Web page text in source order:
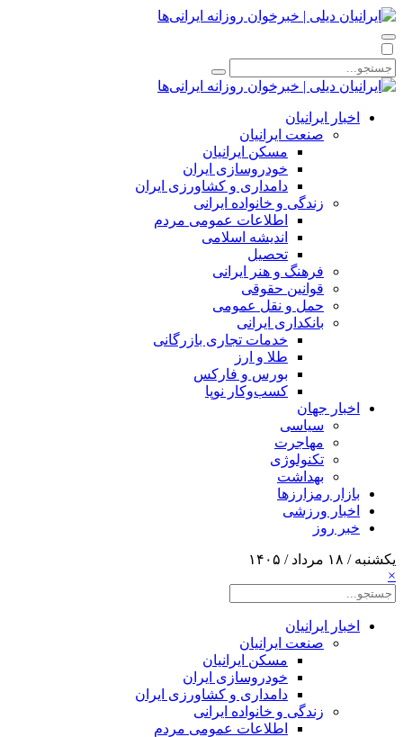
اخبار ایرانیان
صنعت ایرانیان
مسکن ایرانیان
خودروسازی ایران
دامداری و کشاورزی ایران
زندگی و خانواده ایرانی
اطلاعات عمومی مردم
اندیشه اسلامی
تحصیل
فرهنگ و هنر ایرانی
قوانین حقوقی
حمل و نقل عمومی
بانکداری ایرانی
خدمات تجاری بازرگانی
طلا و ارز
بورس و فارکس
کسب‌وکار نوپا
اخبار جهان
سیاسی
مهاجرت
تکنولوژی
بهداشت
بازار رمزارزها
اخبار ورزشی
خبر روز
یکشنبه / ۱۸ مرداد / ۱۴۰۵
×
اخبار ایرانیان
صنعت ایرانیان
مسکن ایرانیان
خودروسازی ایران
دامداری و کشاورزی ایران
زندگی و خانواده ایرانی
اطلاعات عمومی مردم